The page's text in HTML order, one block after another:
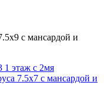
с мансардой и
1 этаж с 2мя
7.5х7 с мансардой и